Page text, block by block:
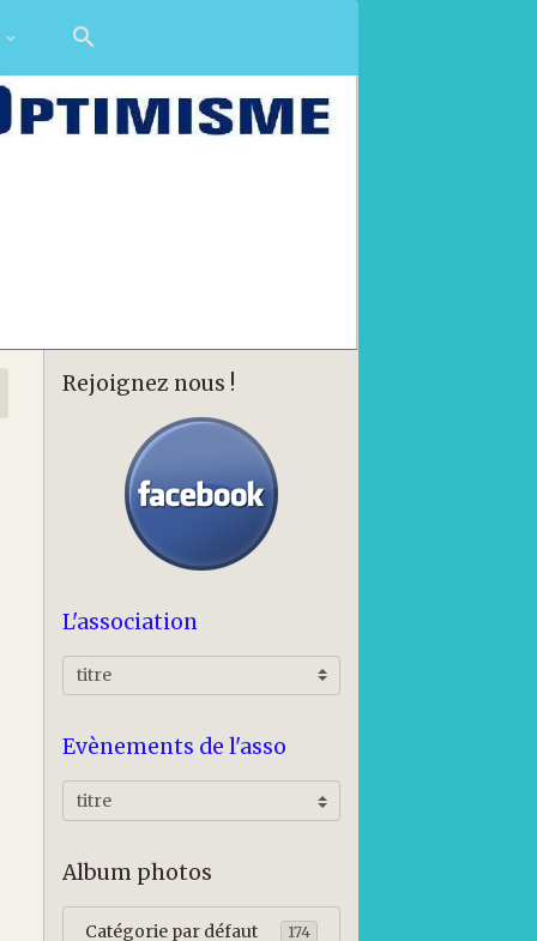
Rejoignez nous !
L'association
Evènements de l'asso
Album photos
Catégorie par défaut 174